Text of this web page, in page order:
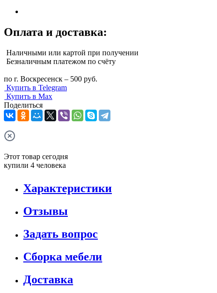
Оплата и доставка:
Наличными или картой при получении
Безналичным платежом по счёту
по г. Воскресенск – 500 руб.
Купить в Telegram
Купить в Max
Поделиться
Этот товар сегодня
купили 4 человека
Характеристики
Отзывы
Задать вопрос
Сборка мебели
Доставка